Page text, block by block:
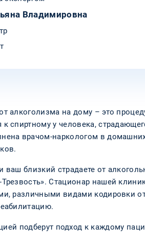
Владимировна
алкоголизма на дому – это
к спиртному у человека,
врачом-наркологом в
ваш близкий страдаете от
Стационар нашей
различными видами кодировки
подберут подход к каждому